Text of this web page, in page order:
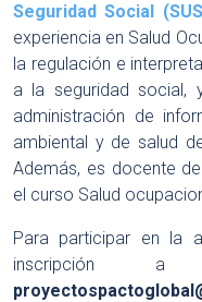
Seguridad Social
experiencia en Salud
la regulación e
a la seguridad social,
administración de
ambiental y de salud
Además, es docente
el curso Salud
Para participar en la
inscripción